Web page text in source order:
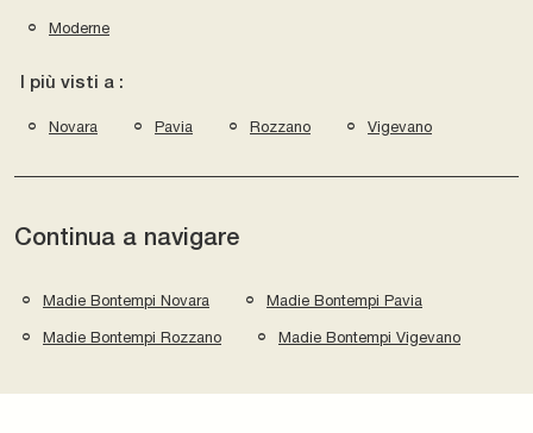
Moderne
I più visti a :
Novara Pavia Rozzano Vigevano
Continua a navigare
Madie Bontempi Novara Madie Bontempi Pavia
Madie Bontempi Rozzano Madie Bontempi Vigevano